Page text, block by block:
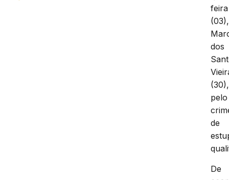
feira
(03),
dos
(30),
pelo
de
De